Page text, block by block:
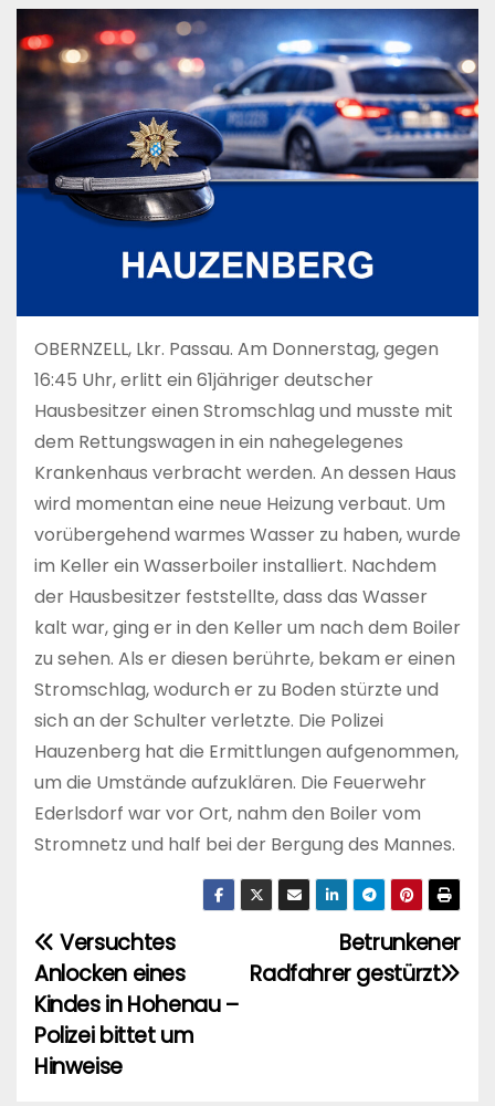
OBERNZELL, Lkr. Passau. Am Donnerstag, gegen
16:45 Uhr, erlitt ein 61jähriger deutscher
Hausbesitzer einen Stromschlag und musste mit
dem Rettungswagen in ein nahegelegenes
Krankenhaus verbracht werden. An dessen Haus
wird momentan eine neue Heizung verbaut. Um
vorübergehend warmes Wasser zu haben, wurde
im Keller ein Wasserboiler installiert. Nachdem
der Hausbesitzer feststellte, dass das Wasser
kalt war, ging er in den Keller um nach dem Boiler
zu sehen. Als er diesen berührte, bekam er einen
Stromschlag, wodurch er zu Boden stürzte und
sich an der Schulter verletzte. Die Polizei
Hauzenberg hat die Ermittlungen aufgenommen,
um die Umstände aufzuklären. Die Feuerwehr
Ederlsdorf war vor Ort, nahm den Boiler vom
Stromnetz und half bei der Bergung des Mannes.
B
e
i
t
Betrunkener
Radfahrer gestürzt
Versuchtes
Anlocken eines
Kindes in Hohenau –
Polizei bittet um
Hinweise